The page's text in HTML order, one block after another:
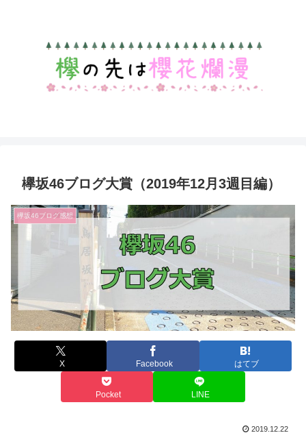
欅坂46ブログ大賞（2019年12月3週目編）
欅坂46ブログ感想
X Facebook はてブ
Pocket LINE
2019.12.22